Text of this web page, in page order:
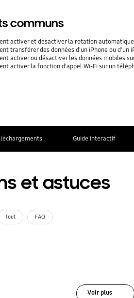
communs
activer et désactiver la rotation
transférer des données d'un iPhone ou d'un
activer ou désactiver les données mobiles
activer la fonction d'appel Wi-Fi sur un
Guide interactif
et astuces
Tout FAQ
Voir plus